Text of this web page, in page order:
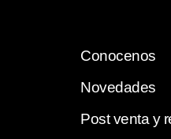
Conocenos
Novedades
Post venta y